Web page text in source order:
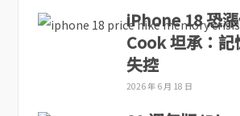
iPhone 18 恐
Cook 坦承：記
失控
2026 年 6 月 18 日